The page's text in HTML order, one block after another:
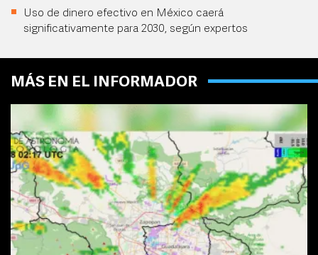
Uso de dinero efectivo en México caerá
significativamente para 2030, según expertos
MÁS EN EL INFORMADOR